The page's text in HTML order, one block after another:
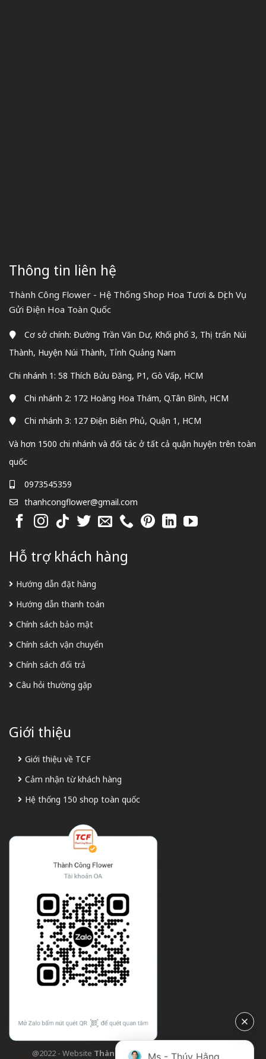
Thông tin liên hệ
Thành Công Flower - Hệ Thống Shop Hoa Tươi & Dịch Vụ
Gửi Điện Hoa Toàn Quốc
Cơ sở chính: Đường Trần Văn Dư, Khối phố 3, Thị trấn Núi
Thành, Huyện Núi Thành, Tỉnh Quảng Nam
Chi nhánh 1: 58 Thích Bửu Đăng, P1, Gò Vấp, HCM
Chi nhánh 2: 172 Hoàng Hoa Thám, Q.Tân Bình, HCM
Chi nhánh 3: 127 Điện Biên Phủ, Quận 1, HCM
Và hơn 1500 chi nhánh và đối tác ở tất cả quận huyện trên toàn
quốc
0973545359
thanhcongflower@gmail.com
Hỗ trợ khách hàng
Hướng dẫn đặt hàng
Hướng dẫn thanh toán
Chính sách bảo mật
Chính sách vận chuyển
Chính sách đổi trả
Câu hỏi thường gặp
Giới thiệu
Giới thiệu về TCF
Cảm nhận từ khách hàng
Hệ thống 150 shop toàn quốc
@2022 - Website Thành Công Flower| Design bởi
Ms - Thúy Hằng